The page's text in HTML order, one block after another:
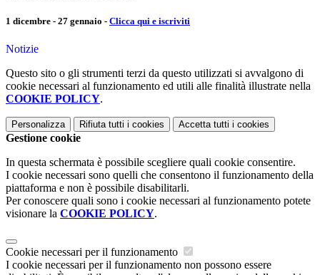
1 dicembre - 27 gennaio - Clicca qui e iscriviti
Notizie
Questo sito o gli strumenti terzi da questo utilizzati si avvalgono di
cookie necessari al funzionamento ed utili alle finalità illustrate nella
COOKIE POLICY.
Personalizza Rifiuta tutti i cookies Accetta tutti i cookies
Gestione cookie
In questa schermata è possibile scegliere quali cookie consentire.
I cookie necessari sono quelli che consentono il funzionamento della
piattaforma e non è possibile disabilitarli.
Per conoscere quali sono i cookie necessari al funzionamento potete
visionare la COOKIE POLICY.
Cookie necessari per il funzionamento
I cookie necessari per il funzionamento non possono essere